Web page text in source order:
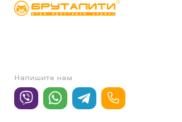
Напишите нам